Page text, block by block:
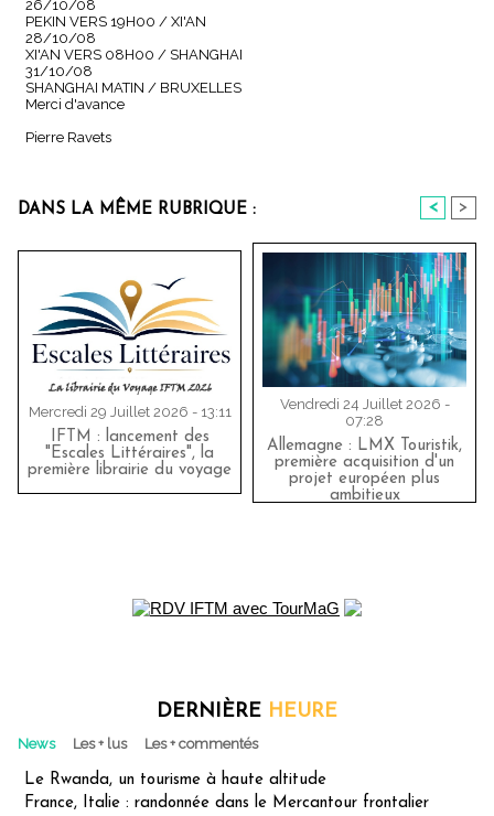
26/10/08
PEKIN VERS 19H00 / XI'AN
28/10/08
XI'AN VERS 08H00 / SHANGHAI
31/10/08
SHANGHAI MATIN / BRUXELLES
Merci d'avance
Pierre Ravets
DANS LA MÊME RUBRIQUE : < >
Mercredi 29 Juillet 2026 - 13:11
IFTM : lancement des
"Escales Littéraires", la
première librairie du voyage
Vendredi 24 Juillet 2026 -
07:28
Allemagne : LMX Touristik,
première acquisition d'un
projet européen plus
ambitieux
DERNIÈRE HEURE
News Les + lus Les + commentés
Le Rwanda, un tourisme à haute altitude
France, Italie : randonnée dans le Mercantour frontalier